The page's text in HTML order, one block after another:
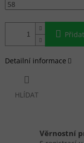
Detailní informace
HLÍDAT
Věrnostní